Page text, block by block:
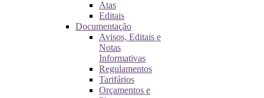
Atas
Editais
Documentação
Avisos, Editais e
Notas
Informativas
Regulamentos
Tarifários
Orçamentos e